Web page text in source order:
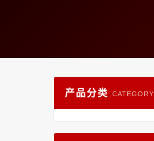
产品分类 CATEGORY